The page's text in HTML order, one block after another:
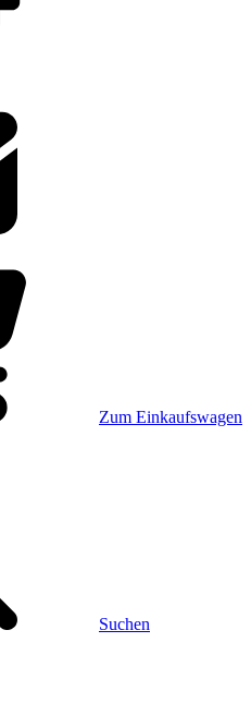
Zum Einkaufswagen
Suchen